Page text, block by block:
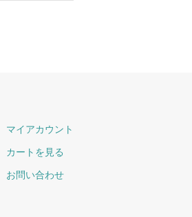
マイアカウント
カートを見る
お問い合わせ